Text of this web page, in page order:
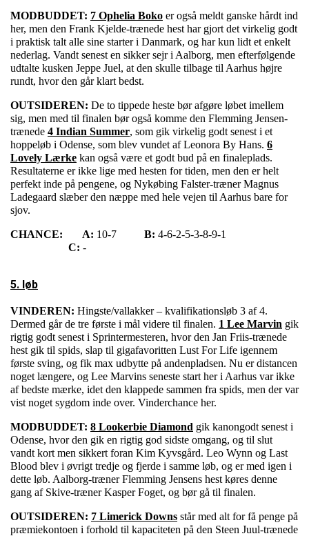
MODBUDDET: 7 Ophelia Boko er også meldt ganske hårdt ind
her, men den Frank Kjelde-trænede hest har gjort det virkelig godt
i praktisk talt alle sine starter i Danmark, og har kun lidt et enkelt
nederlag. Vandt senest en sikker sejr i Aalborg, men efterfølgende
udtalte kusken Jeppe Juel, at den skulle tilbage til Aarhus højre
rundt, hvor den går klart bedst.
OUTSIDEREN: De to tippede heste bør afgøre løbet imellem
sig, men med til finalen bør også komme den Flemming Jensen-
trænede 4 Indian Summer, som gik virkelig godt senest i et
hoppeløb i Odense, som blev vundet af Leonora By Hans. 6
Lovely Lærke kan også være et godt bud på en finaleplads.
Resultaterne er ikke lige med hesten for tiden, men den er helt
perfekt inde på pengene, og Nykøbing Falster-træner Magnus
Ladegaard slæber den næppe med hele vejen til Aarhus bare for
sjov.
CHANCE: A: 10-7 B: 4-6-2-5-3-8-9-1
C: -
5. løb
VINDEREN: Hingste/vallakker – kvalifikationsløb 3 af 4.
Dermed går de tre første i mål videre til finalen. 1 Lee Marvin gik
rigtig godt senest i Sprintermesteren, hvor den Jan Friis-trænede
hest gik til spids, slap til gigafavoritten Lust For Life igennem
første sving, og fik max udbytte på andenpladsen. Nu er distancen
noget længere, og Lee Marvins seneste start her i Aarhus var ikke
af bedste mærke, idet den klappede sammen fra spids, men der var
vist noget sygdom inde over. Vinderchance her.
MODBUDDET: 8 Lookerbie Diamond gik kanongodt senest i
Odense, hvor den gik en rigtig god sidste omgang, og til slut
vandt kort men sikkert foran Kim Kyvsgård. Leo Wynn og Last
Blood blev i øvrigt tredje og fjerde i samme løb, og er med igen i
dette løb. Aalborg-træner Flemming Jensens hest køres denne
gang af Skive-træner Kasper Foget, og bør gå til finalen.
OUTSIDEREN: 7 Limerick Downs står med alt for få penge på
præmiekontoen i forhold til kapaciteten på den Steen Juul-trænede